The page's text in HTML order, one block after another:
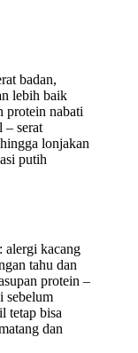
badan,
lebih baik
protein nabati
– serat
lonjakan
putih
alergi kacang
tahu dan
protein –
sebelum
tetap bisa
dan